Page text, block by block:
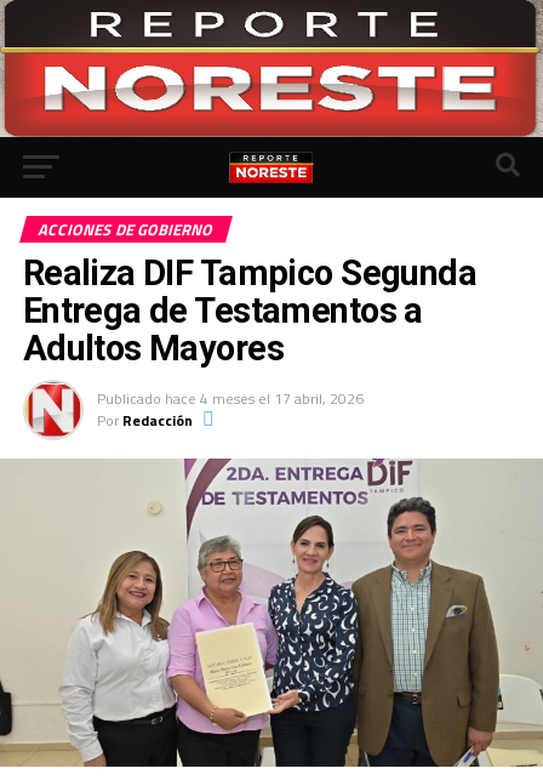
ACCIONES DE GOBIERNO
Realiza DIF Tampico Segunda
Entrega de Testamentos a
Adultos Mayores
Publicado hace 4 meses el 17 abril, 2026
Por Redacción
Ir a la versión móvil